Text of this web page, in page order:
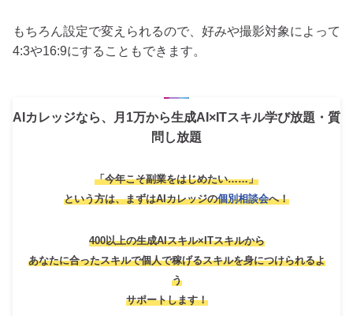
もちろん設定で変えられるので、好みや撮影対象によって
4:3や16:9にすることもできます。
AIカレッジなら、月1万から生成AI×ITスキル学び放題・質
問し放題
「今年こそ副業をはじめたい……」
という方は、まずはAIカレッジの個別相談会へ！
400以上の生成AIスキル×ITスキルから
あなたに合ったスキルで個人で稼げるスキルを身につけられるよ
う
サポートします！